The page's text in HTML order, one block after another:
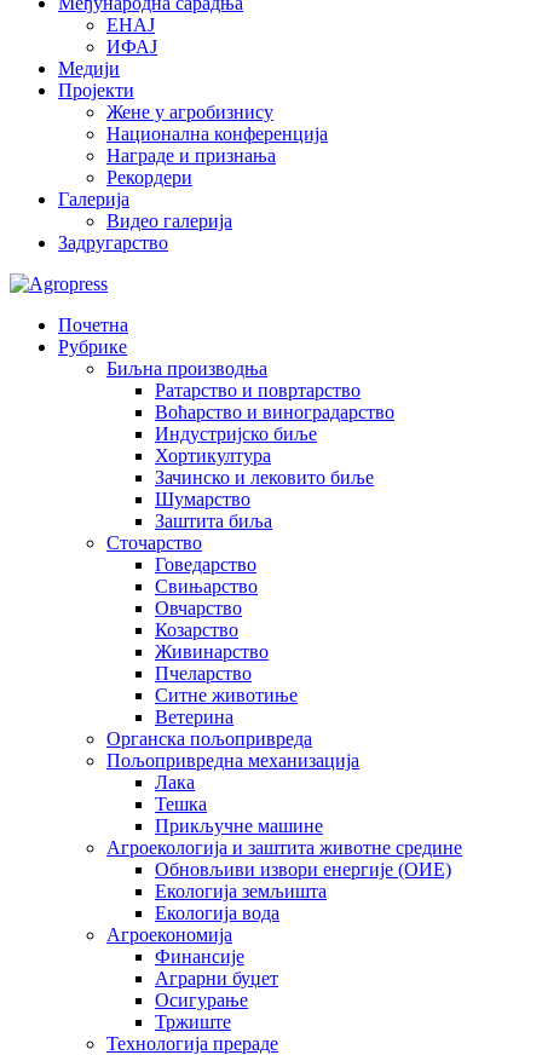
ЕНАЈ
ИФАЈ
Медији
Пројекти
Жене у агробизнису
Национална конференција
Награде и признања
Рекордери
Галерија
Видео галерија
Задругарство
Почетна
Рубрике
Биљна производња
Ратарство и повртарство
Воћарство и виноградарство
Индустријско биље
Хортикултура
Зачинско и лековито биље
Шумарство
Заштита биља
Сточарство
Говедарство
Свињарство
Овчарство
Козарство
Живинарство
Пчеларство
Ситне животиње
Ветерина
Органска пољопривреда
Пољопривредна механизација
Лака
Тешка
Прикључне машине
Агроекологија и заштита животне средине
Обновљиви извори енергије (ОИЕ)
Екологија земљишта
Екологија вода
Агроекономија
Финансије
Аграрни буџет
Осигурање
Тржиште
Технологија прераде